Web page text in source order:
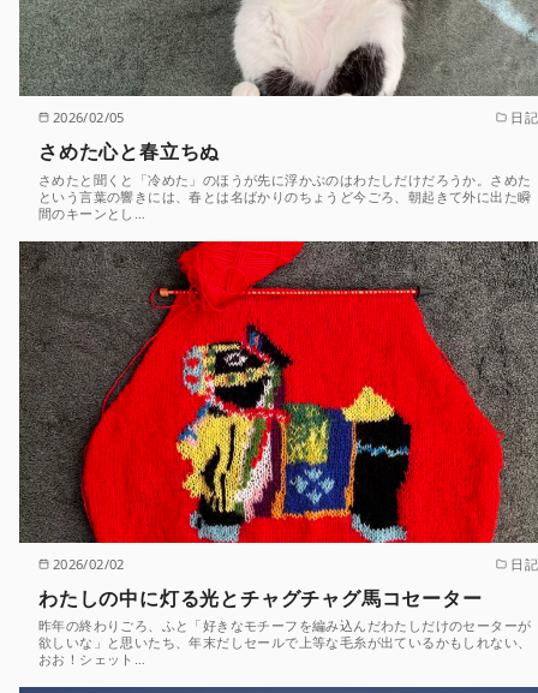
2026/02/05 日記
さめた心と春立ちぬ
さめたと聞くと「冷めた」のほうが先に浮かぶのはわたしだけだろうか。さめた
という言葉の響きには、春とは名ばかりのちょうど今ごろ、朝起きて外に出た瞬
間のキーンとし…
2026/02/02 日記
わたしの中に灯る光とチャグチャグ馬コセーター
昨年の終わりごろ、ふと「好きなモチーフを編み込んだわたしだけのセーターが
欲しいな」と思いたち、年末だしセールで上等な毛糸が出ているかもしれない、
おお！シェット…